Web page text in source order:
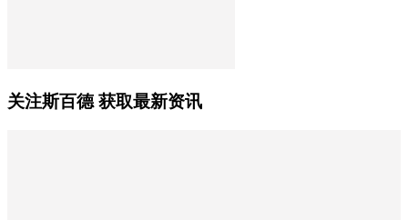
关注斯百德 获取最新资讯